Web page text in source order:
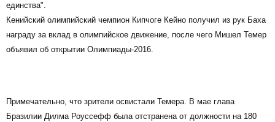
единства".
Кенийский олимпийский чемпион Кипчоге Кейно получил из рук Баха
награду за вклад в олимпийское движение, после чего Мишел Темер
объявил об открытии Олимпиады-2016.
Примечательно, что зрители освистали Темера. В мае глава
Бразилии Дилма Роуссефф была отстранена от должности на 180